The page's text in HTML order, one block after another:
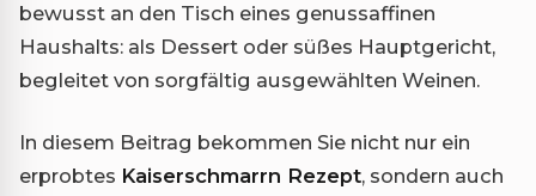
bewusst an den Tisch eines genussaffinen
Haushalts: als Dessert oder süßes Hauptgericht,
begleitet von sorgfältig ausgewählten Weinen.
In diesem Beitrag bekommen Sie nicht nur ein
erprobtes Kaiserschmarrn Rezept, sondern auch